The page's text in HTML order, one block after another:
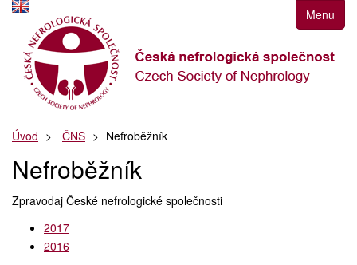
k
navigaci
Přejít
obsah
k
sloupci
Klávesové
zkratky
Menu
Úvod ČNS Nefroběžník
Nefroběžník
Zpravodaj České nefrologické společnosti
2017
2016